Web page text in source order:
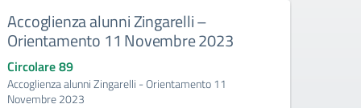
Accoglienza alunni Zingarelli –
Orientamento 11 Novembre 2023
Circolare 89
Accoglienza alunni Zingarelli - Orientamento 11
Novembre 2023